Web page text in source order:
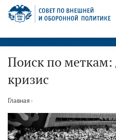
Перейти
СВОП
Поиск по
кризис
Главная ›